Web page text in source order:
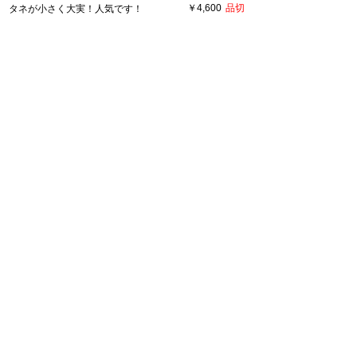
タネが小さく大実！人気です！
￥4,600 品切